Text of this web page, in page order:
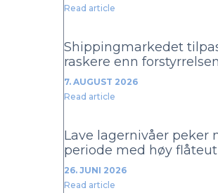
Read article
Shippingmarkedet
raskere enn
7. AUGUST 2026
Read article
Lave lagernivåer peker
periode med høy
26. JUNI 2026
Read article